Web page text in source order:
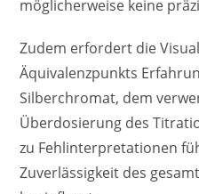
möglicherweise keine
Zudem erfordert die
Äquivalenzpunkts
Silberchromat, dem
Überdosierung des
zu Fehlinterpretationen
Zuverlässigkeit des